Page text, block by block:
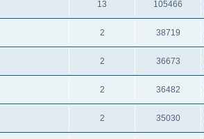
13 105466
2 38719
2 36673
2 36482
2 35030